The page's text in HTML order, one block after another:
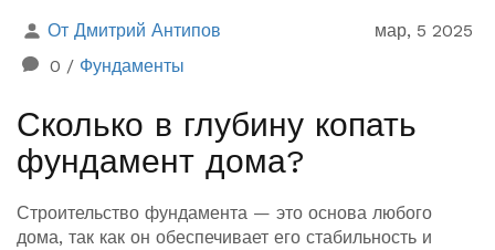
От Дмитрий Антипов
мар, 5 2025
0 / Фундаменты
Сколько в глубину копать
фундамент дома?
Строительство фундамента — это основа любого
дома, так как он обеспечивает его стабильность и